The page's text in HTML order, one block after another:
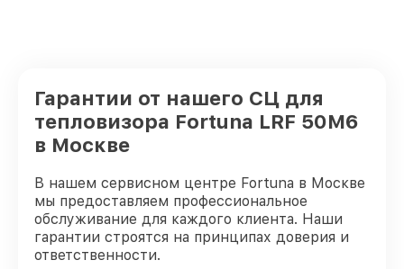
Гарантии от нашего СЦ для
тепловизора Fortuna LRF 50M6
в Москве
В нашем сервисном центре Fortuna в Москве
мы предоставляем профессиональное
обслуживание для каждого клиента. Наши
гарантии строятся на принципах доверия и
ответственности.